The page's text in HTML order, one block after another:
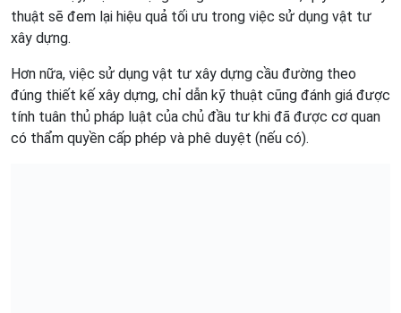
thuật sẽ đem lại hiệu quả tối ưu trong việc sử dụng vật tư
xây dựng.
Hơn nữa, việc sử dụng vật tư xây dựng cầu đường theo
đúng thiết kế xây dựng, chỉ dẫn kỹ thuật cũng đánh giá được
tính tuân thủ pháp luật của chủ đầu tư khi đã được cơ quan
có thẩm quyền cấp phép và phê duyệt (nếu có).